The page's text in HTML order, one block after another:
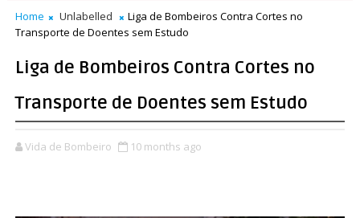
Home Unlabelled
Liga de Bombeiros Contra Cortes no
Transporte de Doentes sem Estudo
Liga de Bombeiros Contra Cortes no
Transporte de Doentes sem Estudo
Vida de Bombeiro 10 months ago